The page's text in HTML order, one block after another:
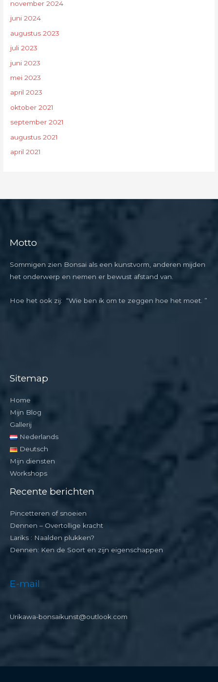
november 2024
juni 2024
augustus 2023
juli 2023
juni 2023
mei 2023
april 2023
oktober 2021
september 2021
augustus 2021
april 2021
Motto
Sommigen zien Bonsai als een kunstvorm, anderen mijden
het onderwerp en nemen er bewust afstand van.
Hoe het ook zij: “Wie ben ik om te zeggen hoe het moet. ”
Sitemap
Home
Mijn Blog
Gallerij
Nederlands
Deutsch
Mijn diensten
Workshops
Recente berichten
Pincetteren of snoeien
Dennen – Overtollige kracht
Lariks : Naalden plukken?
Dennen: Ken de Soort en zijn eigenschappen
E-mail
Urikawa-bonsaikunst@outlook.com